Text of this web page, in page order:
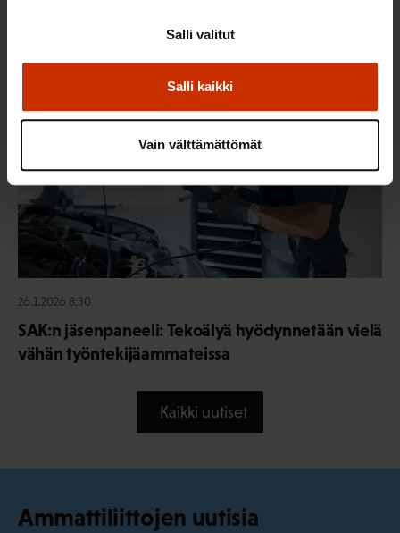
Salli kaikki
Salli valitut
Vain välttämättömät
TERVE JA HYVÄ TYÖELÄMÄ
26.1.2026 8:30
SAK:n jäsenpaneeli: Tekoälyä hyödynnetään vielä
vähän työntekijäammateissa
Kaikki uutiset
Ammattiliittojen uutisia